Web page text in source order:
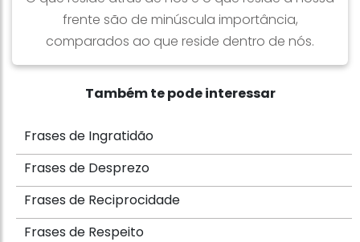
frente são de minúscula importância,
comparados ao que reside dentro de nós.
Também te pode interessar
Frases de Ingratidão
Frases de Desprezo
Frases de Reciprocidade
Frases de Respeito